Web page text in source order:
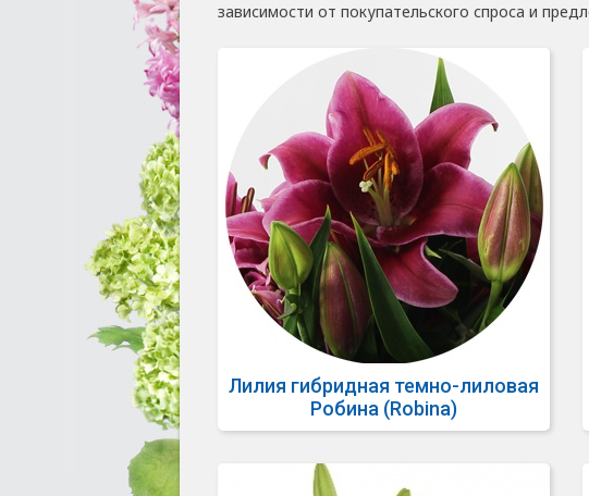
зависимости от покупательского спроса и
Лилия гибридная темно-лиловая
Робина (Robina)